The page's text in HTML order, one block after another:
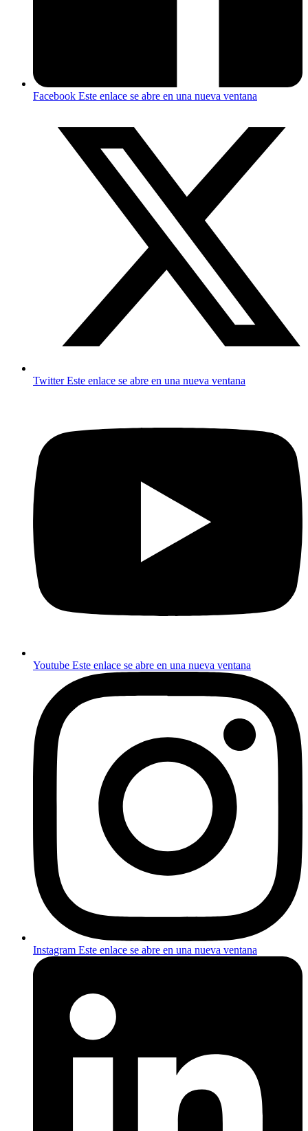
Facebook Este enlace se abre en una nueva ventana
TwitterEste enlace se abre en una nueva ventana
Youtube Este enlace se abre en una nueva ventana
Instagram Este enlace se abre en una nueva ventana